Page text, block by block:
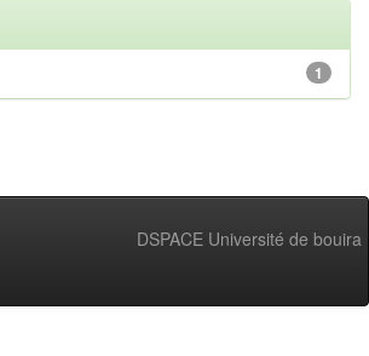
1
DSPACE Université de bouira